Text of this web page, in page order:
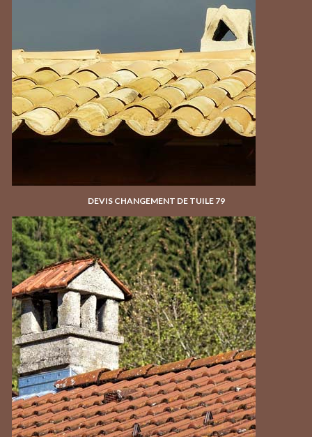
DEVIS CHANGEMENT DE TUILE 79